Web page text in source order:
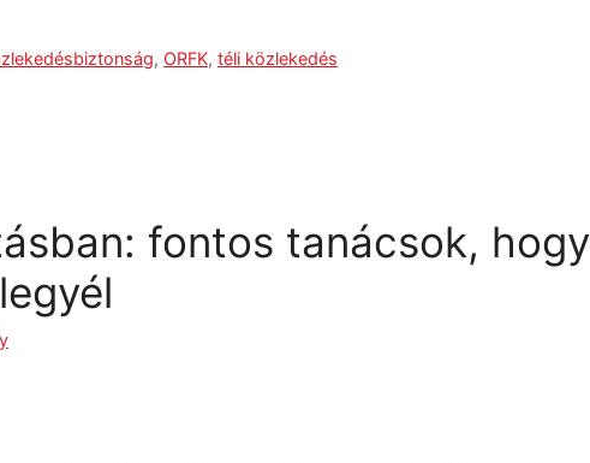
, ORFK,téli közlekedés
fontos tanácsok, hogy